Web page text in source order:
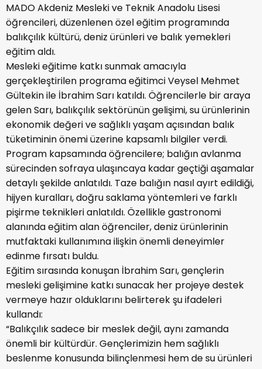
MADO Akdeniz Mesleki ve Teknik Anadolu Lisesi
öğrencileri, düzenlenen özel eğitim programında
balıkçılık kültürü, deniz ürünleri ve balık yemekleri
eğitim aldı.
Mesleki eğitime katkı sunmak amacıyla
gerçekleştirilen programa eğitimci Veysel Mehmet
Gültekin ile İbrahim Sarı katıldı. Öğrencilerle bir araya
gelen Sarı, balıkçılık sektörünün gelişimi, su ürünlerinin
ekonomik değeri ve sağlıklı yaşam açısından balık
tüketiminin önemi üzerine kapsamlı bilgiler verdi.
Program kapsamında öğrencilere; balığın avlanma
sürecinden sofraya ulaşıncaya kadar geçtiği aşamalar
detaylı şekilde anlatıldı. Taze balığın nasıl ayırt edildiği,
hijyen kuralları, doğru saklama yöntemleri ve farklı
pişirme teknikleri anlatıldı. Özellikle gastronomi
alanında eğitim alan öğrenciler, deniz ürünlerinin
mutfaktaki kullanımına ilişkin önemli deneyimler
edinme fırsatı buldu.
Eğitim sırasında konuşan İbrahim Sarı, gençlerin
mesleki gelişimine katkı sunacak her projeye destek
vermeye hazır olduklarını belirterek şu ifadeleri
kullandı:
“Balıkçılık sadece bir meslek değil, aynı zamanda
önemli bir kültürdür. Gençlerimizin hem sağlıklı
beslenme konusunda bilinçlenmesi hem de su ürünleri